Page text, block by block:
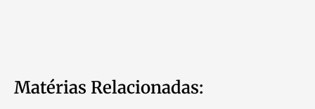
Matérias Relacionadas: